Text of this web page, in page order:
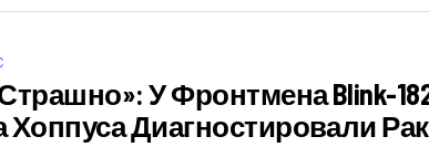
У Фронтмена Blink-
Хоппуса Диагностировали Рак